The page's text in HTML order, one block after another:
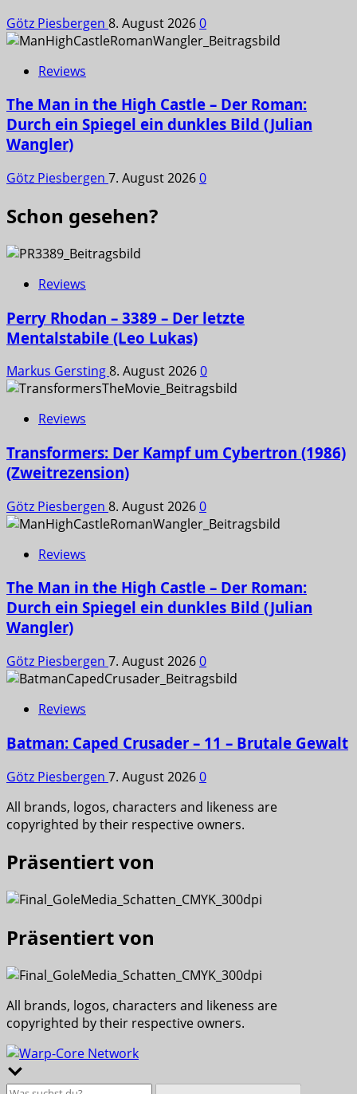
Götz Piesbergen 8. August 20260
Reviews
The Man in the High Castle – Der Roman:
Durch ein Spiegel ein dunkles Bild (Julian
Wangler)
Götz Piesbergen 7. August 20260
Schon gesehen?
Reviews
Perry Rhodan – 3389 – Der letzte
Mentalstabile (Leo Lukas)
Markus Gersting8. August 20260
Reviews
Transformers: Der Kampf um Cybertron (1986)
(Zweitrezension)
Götz Piesbergen 8. August 20260
Reviews
The Man in the High Castle – Der Roman:
Durch ein Spiegel ein dunkles Bild (Julian
Wangler)
Götz Piesbergen 7. August 20260
Reviews
Batman: Caped Crusader – 11 – Brutale Gewalt
Götz Piesbergen 7. August 20260
All brands, logos, characters and likeness are
copyrighted by their respective owners.
Präsentiert von
Präsentiert von
All brands, logos, characters and likeness are
copyrighted by their respective owners.